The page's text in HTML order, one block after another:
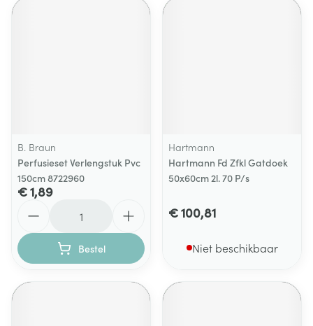
B. Braun
Perfusieset Verlengstuk Pvc
150cm 8722960
€ 1,89
Bestel
Hartmann
Hartmann Fd Zfkl Gatdoek
50x60cm 2l. 70 P/s
€ 100,81
Niet beschikbaar